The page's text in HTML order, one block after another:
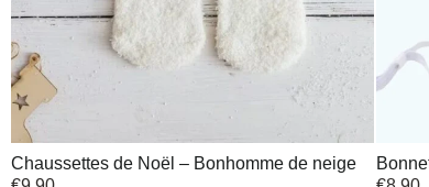
Chaussettes de Noël – Bonhomme de neige